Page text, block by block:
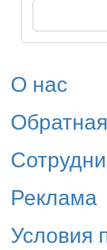
О нас
Реклама
Условия